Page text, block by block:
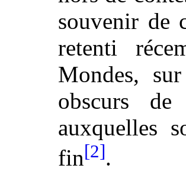
souvenir de
retenti
Mondes,
obscurs
auxquelles
fin[2].